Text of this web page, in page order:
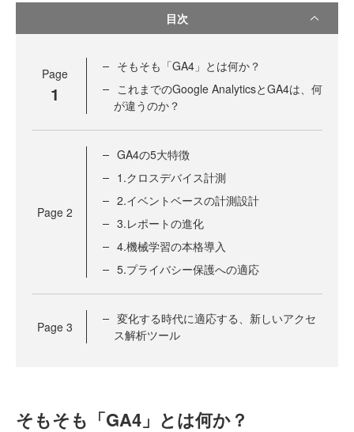
目次
Page
1
そもそも「GA4」とは何か？
これまでのGoogle AnalyticsとGA4は、何
が違うのか？
Page 2
GA4の5大特徴
1.クロスデバイス計測
2.イベントベースの計測設計
3.レポートの進化
4.機械学習の本格導入
5.プライバシー保護への適応
Page 3
変化する時代に適応する、新しいアクセ
ス解析ツール
そもそも「GA4」とは何か？